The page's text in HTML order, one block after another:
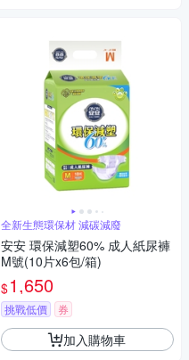
全新生態環保材 減碳減廢
安安 環保減塑60% 成人紙尿褲
M號(10片x6包/箱)
$1,650
挑戰低價 券
加入購物車